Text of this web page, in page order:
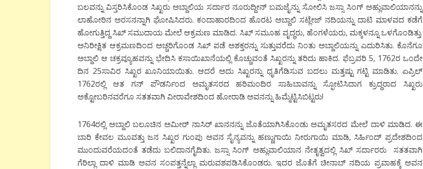
ಬಲವನ್ನು ವಿಸ್ತರಿಸಿಕೊಂಡ ಸಿಖ್ಖರು ಅಬ್ದಾಲಿಯ ಸರ್ದಾರ ನೂರುದ್ದೀನ್ ಬಮಜೈನ್ನು ಸೋಲಿಸಿ ಜಸ್ಸಾ ಸಿಂಗ್ ಅಹ್ಲುವಾಲಿಯಾನನ್ನು
ಲಾಹೋರಿನ ಅರಸನನ್ನಾಗಿ ಘೋಷಿಸಿದರು. ಕಂದಾಹಾರದಿಂದ ಹೊರಟ ಅಬ್ದಾಲಿ ಸಟ್ಲೇಜ್ ನದಿಯನ್ನು ದಾಟಿ ಮಾಳವದ ಕಡೆಗೆ
ಹೋಗುತ್ತಿದ್ದ ಸಿಖ್ ಸಮುದಾಯ ಮೇಲೆ ಆಕ್ರಮಣ ಮಾಡಿದ. ಸಿಖ್ ಸಮೂಹ ವೃದ್ಧರು, ಹೆಂಗಳೆಯರು, ಮಕ್ಕಳನ್ನೂ ಒಳಗೊಂಡಿತ್ತು.
ಅನಿರೀಕ್ಷಿತ ಆಕ್ರಮಣದಿಂದ ಅಚ್ಚರಿಗೊಂಡ ಸಿಖ್ ಪಡೆ ಅಶಕ್ತರನ್ನು ಸುತ್ತುವರೆದು ನಿಂತು ಅಬ್ದಾಲಿಯನ್ನು ಎದುರಿಸಿತು. ಕೊನೆಗೂ
ಅಬ್ದಾಲಿ ಆ ಚಕ್ರವ್ಯೂಹವನ್ನು ಭೇದಿಸಿ ಕಸಾಯಿಖಾನೆಯಲ್ಲಿ ಕೊಚ್ಚುವಂತೆ ಸಿಖ್ಖರನ್ನು ತರಿದು ಹಾಕಿದ. ಫೆಬ್ರವರಿ 5, 1762ರ ಒಂದೇ
ದಿನ 25ಸಾವಿರ ಸಿಖ್ಖರ ಖೂನಿಯಾಯಿತು. ಆದರೆ ಅದು ಸಿಖ್ಖರನ್ನು ಧೃತಿಗೆಡಿಸುವ ಬದಲು ಮತ್ತಷ್ಟು ಗಟ್ಟಿ ಮಾಡಿತು. ಏಪ್ರಿಲ್
1762ರಲ್ಲಿ ಆತ ಗನ್ ಪೌಡರ್ನಿಂದ ಅಮೃತಸರದ ಹರಿಮಂದಿರ ಸಾಹಿಬಾವನ್ನು ಸ್ಫೋಟಿಸಿದಾಗ ಕ್ರುದ್ಧರಾದ ಸಿಖ್ಖರು
ಅಕ್ಟೋಬರಿನವರೆಗೂ ಸತತವಾಗಿ ವೀರಾವೇಶದಿಂದ ಹೋರಾಡಿ ಅವನನ್ನು ಹಿಮ್ಮೆಟ್ಟಿಸಿಬಿಟ್ಟರು!
1764ರಲ್ಲಿ ಅಬ್ದಾಲಿ ಬಲೂಚಿನ ಅಮೀರ್ ನಾಸಿರ್ ಖಾನನನ್ನು ಜೊತೆಯಾಗಿಸಿಕೊಂಡು ಅಮೃತಸರದ ಮೇಲೆ ದಾಳಿ ಮಾಡಿದ. ಈ
ಬಾರಿ ಕೇವಲ ಮೂವತ್ತು ಜನ ಸಿಖ್ಖರ ಗುಂಪು ಅವನ ಸೈನ್ಯವನ್ನು ಹಣ್ಣುಗಾಯಿ ನೀರುಗಾಯಿ ಮಾಡಿ, ಸಿರ್ಹಿಂದ್ ಪ್ರದೇಶದಿಂದ
ಮುಂದುವರೆಯದಂತೆ ತಡೆದು ಬಲಿದಾನಗೈದಿತು. ಜಸ್ಸಾ ಸಿಂಗ್ ಅಹ್ಲುವಾಲಿಯಾನ ನೇತೃತ್ವದಲ್ಲಿ ಸಿಖ್ ಸರ್ದಾರರು ಸತತವಾಗಿ
ಗೆರಿಲ್ಲಾ ದಾಳಿ ಮಾಡಿ ಅವನ ಸಂಪತ್ತನ್ನೆಲ್ಲಾ ಮರುವಶಪಡಿಸಿಕೊಂಡರು. ಇದರ ಜೊತೆಗೆ ಚೀನಾಬ್ ನದಿಯ ಪ್ರವಾಹಕ್ಕೆ ಅವನ